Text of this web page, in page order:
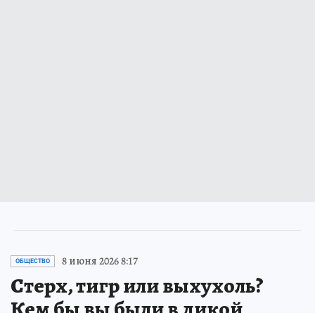
ОБЩЕСТВО 8 июня 2026 8:17
Стерх, тигр или выхухоль?